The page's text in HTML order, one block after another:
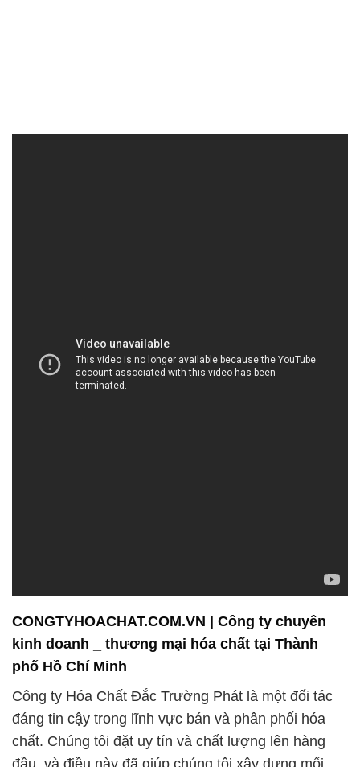
kinh doanh _ thương mại hóa chất tại Thành
phố Hồ Chí Minh
cấp thông tin cần thiết để bạn có thể đưa ra quyết
chuyên gia của chúng tôi luôn sẵn sàng tư vấn và
hỗ trợ bạn trong quá trình sử dụng sản phẩm, giúp
tối ưu hóa quy trình công việc và đảm bảo an toàn
tối đa.
Chúng tôi không chỉ tuân thủ các quy định và tiêu
chuẩn an toàn về môi trường mà còn nỗ lực để